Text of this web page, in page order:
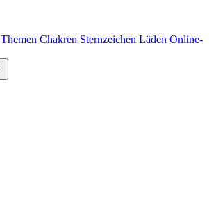
Themen Chakren Sternzeichen Läden Online-